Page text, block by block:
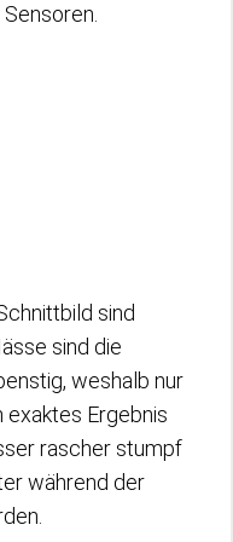
sind
sind die
weshalb nur
Ergebnis
rascher stumpf
während der